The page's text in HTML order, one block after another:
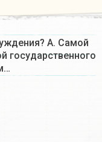
А. Самой
государственного